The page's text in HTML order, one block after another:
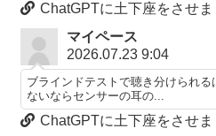
ChatGPTに土下座をさせま
マイペース
2026.07.23 9:04
ブラインドテストで聴き分けられ
ないならセンサーの耳の...
ChatGPTに土下座をさせま